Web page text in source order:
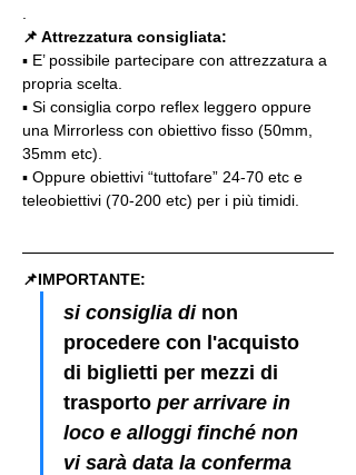
📌 Attrezzatura consigliata:
▪️ E’ possibile partecipare con attrezzatura a
propria scelta.
▪️ Si consiglia corpo reflex leggero oppure
una Mirrorless con obiettivo fisso (50mm,
35mm etc).
▪️ Oppure obiettivi “tuttofare” 24-70 etc e
teleobiettivi (70-200 etc) per i più timidi.
📌IMPORTANTE:
si consiglia di non
procedere con l'acquisto
di biglietti per mezzi di
trasporto per arrivare in
loco e alloggi finché non
vi sarà data la conferma